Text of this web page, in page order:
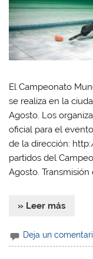
El Campeonato
se realiza en la
Agosto. Los
oficial para el
de la dirección:
partidos del
Agosto.
» Leer más
Deja un